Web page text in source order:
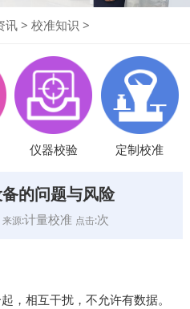
讯 >校准知识 >
仪器校验 定制校准
的问题与风险
来源:计量校准 点击:次
，相互干扰，不允许有数据。